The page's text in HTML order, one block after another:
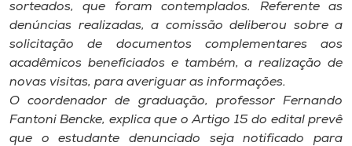
Unoesc
Store
Selecione
o idioma
sorteados, que foram contemplados. Referente as
denúncias realizadas, a comissão deliberou sobre a
solicitação de documentos complementares aos
acadêmicos beneficiados e também, a realização de
novas visitas, para averiguar as informações.
O coordenador de graduação, professor Fernando
Fantoni Bencke, explica que o Artigo 15 do edital prevê
que o estudante denunciado seja notificado para